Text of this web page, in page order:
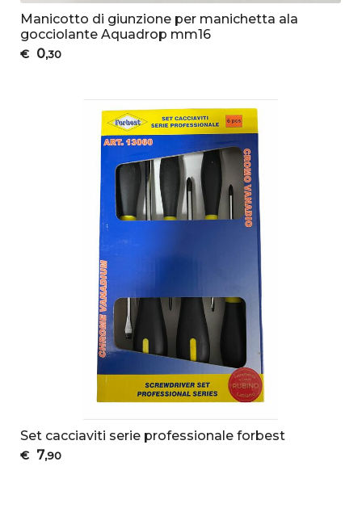
Manicotto di giunzione per manichetta ala
gocciolante Aquadrop mm16
€ 0,30
Set cacciaviti serie professionale forbest
€ 7,90